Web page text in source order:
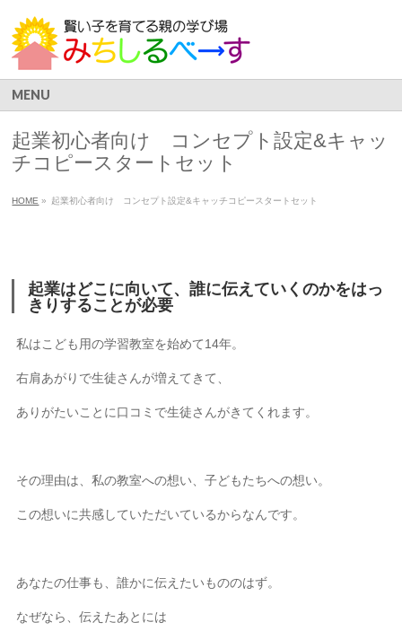
MENU
起業初心者向け コンセプト設定&キャッ
チコピースタートセット
HOME » 起業初心者向け コンセプト設定&キャッチコピースタートセット
起業はどこに向いて、誰に伝えていくのかをはっ
きりすることが必要
私はこども用の学習教室を始めて14年。
右肩あがりで生徒さんが増えてきて、
ありがたいことに口コミで生徒さんがきてくれます。
その理由は、私の教室への想い、子どもたちへの想い。
この想いに共感していただいているからなんです。
あなたの仕事も、誰かに伝えたいもののはず。
なぜなら、伝えたあとには